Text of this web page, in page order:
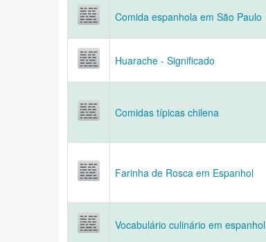
Comida espanhola em São Paulo
Huarache - Significado
Comidas típicas chilena
Farinha de Rosca em Espanhol
Vocabulário culinário em espanhol